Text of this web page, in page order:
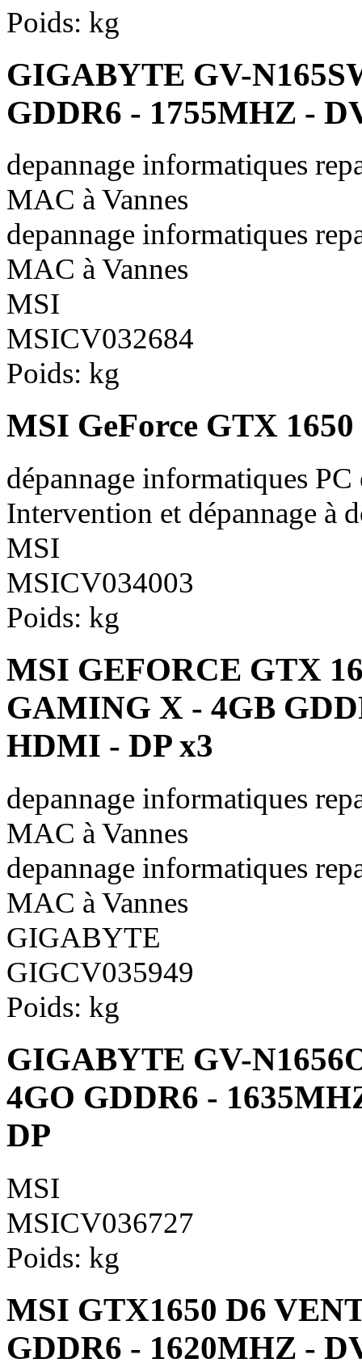
Poids: kg
GIGABYTE GV-
GDDR6 - 1755MHZ -
depannage informatiques
MAC à Vannes
depannage informatiques
MAC à Vannes
MSI
MSICV032684
Poids: kg
MSI GeForce GTX
dépannage informatiques
Intervention et dépannage à
MSI
MSICV034003
Poids: kg
MSI GEFORCE GTX
GAMING X - 4GB
HDMI - DP x3
depannage informatiques
MAC à Vannes
depannage informatiques
MAC à Vannes
GIGABYTE
GIGCV035949
Poids: kg
GIGABYTE GV-
4GO GDDR6 -
DP
MSI
MSICV036727
Poids: kg
MSI GTX1650 D6
GDDR6 - 1620MHZ -